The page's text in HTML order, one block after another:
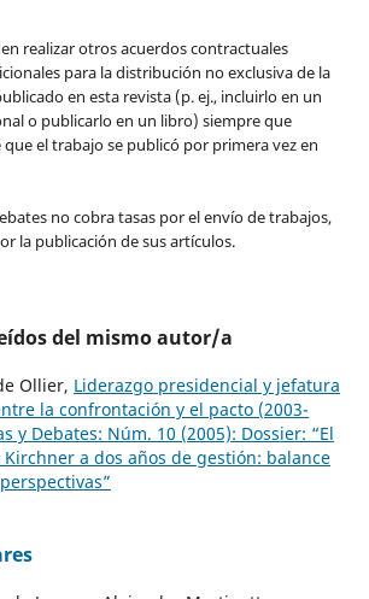
realizar otros acuerdos contractuales
para la distribución no exclusiva de la
en esta revista (p. ej., incluirlo en un
o publicarlo en un libro) siempre que
el trabajo se publicó por primera vez en
no cobra tasas por el envío de trabajos,
la publicación de sus artículos.
del mismo autor/a
Ollier, Liderazgo presidencial y jefatura
la confrontación y el pacto (2003-
y Debates: Núm. 10 (2005): Dossier: “El
a dos años de gestión: balance